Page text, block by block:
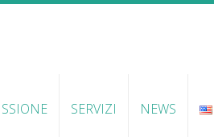
SERVIZI NEWS